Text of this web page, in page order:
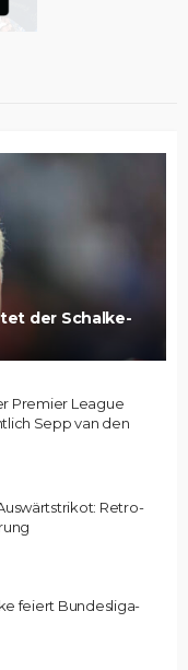
der Schalke-
Premier League
Sepp van den
Retro-
feiert Bundesliga-